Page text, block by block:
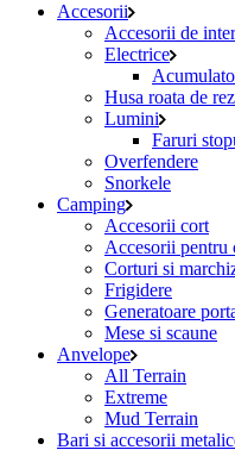
Accesorii
Accesorii de
Electrice
Husa roata de
Lumini
Faruri
Overfendere
Snorkele
Camping
Accesorii cort
Accesorii pentru
Corturi si
Frigidere
Generatoare
Mese si scaune
Anvelope
All Terrain
Extreme
Mud Terrain
Bari si accesorii